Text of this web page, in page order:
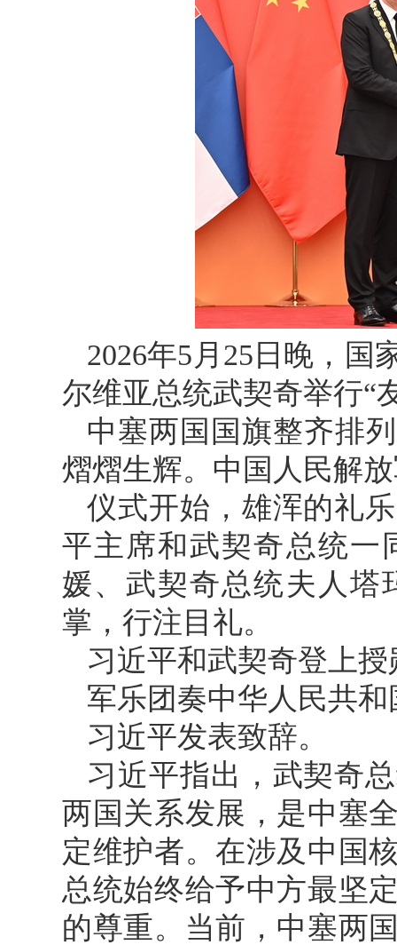
2026年5月25日晚，国
尔维亚总统武契奇举行“
中塞两国国旗整齐排
熠熠生辉。中国人民解
仪式开始，雄浑的礼
平主席和武契奇总统一
媛、武契奇总统夫人塔
掌，行注目礼。
习近平和武契奇登上授
军乐团奏中华人民共
习近平发表致辞。
习近平指出，武契奇
两国关系发展，是中塞
定维护者。在涉及中国
总统始终给予中方最坚
的尊重。当前，中塞两